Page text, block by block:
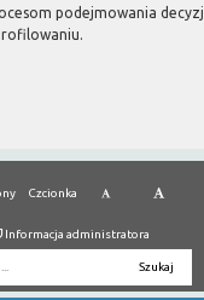
podejmowania
Czcionka
Informacja administratora